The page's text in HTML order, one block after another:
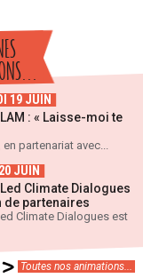
19 JUIN
: « Laisse-moi te
en partenariat avec...
JUIN
Climate Dialogues
de partenaires
Climate Dialogues est
Toutes nos animations...